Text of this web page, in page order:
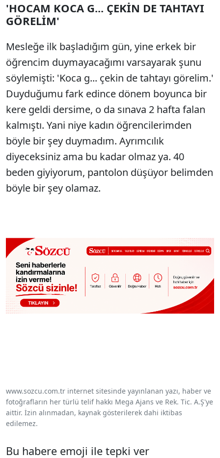
'HOCAM KOCA G... ÇEKİN DE TAHTAYI
GÖRELİM'
Mesleğe ilk başladığım gün, yine erkek bir
öğrencim duymayacağımı varsayarak şunu
söylemişti: 'Koca g... çekin de tahtayı görelim.'
Duyduğumu fark edince dönem boyunca bir
kere geldi dersime, o da sınava 2 hafta falan
kalmıştı. Yani niye kadın öğrencilerimden
böyle bir şey duymadım. Ayrımcılık
diyeceksiniz ama bu kadar olmaz ya. 40
beden giyiyorum, pantolon düşüyor belimden
böyle bir şey olamaz.
www.sozcu.com.tr internet sitesinde yayınlanan yazı, haber ve
fotoğrafların her türlü telif hakkı Mega Ajans ve Rek. Tic. A.Ş'ye
aittir. İzin alınmadan, kaynak gösterilerek dahi iktibas
edilemez.
Bu habere emoji ile tepki ver